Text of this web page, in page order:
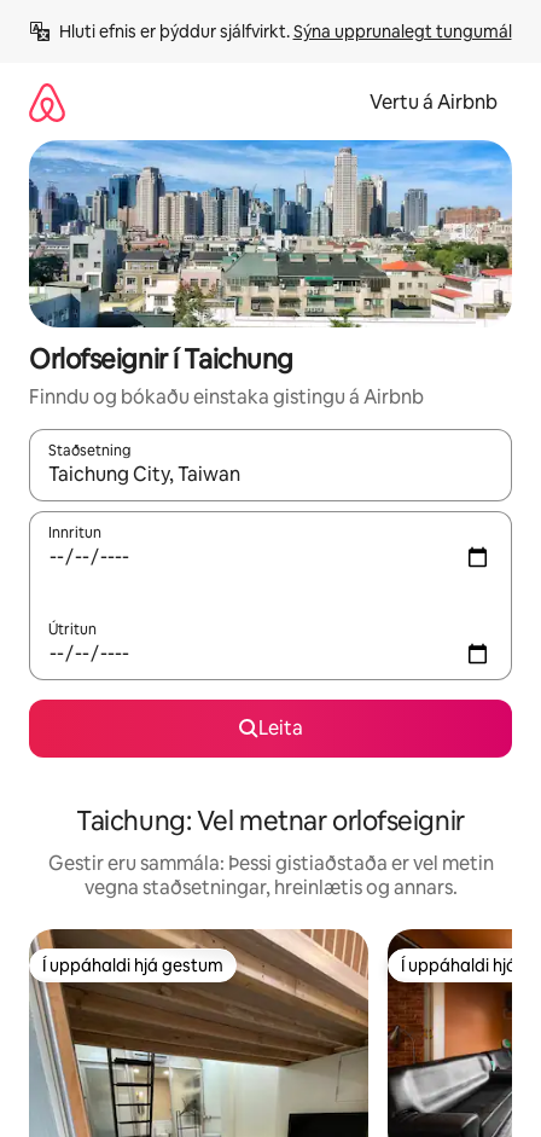
beint
Hluti efnis er þýddur sjálfvirkt. Sýna upprunalegt tungumál
Vertu á Airbnb
Orlofseignir í Taichung
Finndu og bókaðu einstaka gistingu á Airbnb
Staðsetning
Þegar niðurstöður liggja fyrir skaltu nota upp og niður
Innritun
Útritun
Leita
Taichung: Vel metnar orlofseignir
Gestir eru sammála: Þessi gistiaðstaða er vel metin
vegna staðsetningar, hreinlætis og annars.
Í uppáhaldi hjá gestum
Í uppáhaldi hjá gestum Í uppáhaldi hjá
Í uppáhaldi hjá